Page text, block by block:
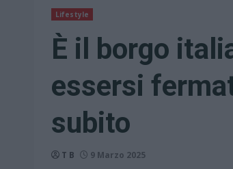
Lifestyle
È il borgo
essersi
subito
T B 9 Marzo 2025